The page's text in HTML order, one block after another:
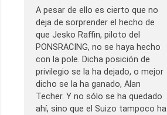
A pesar de ello es cierto que no
deja de sorprender el hecho de
que Jesko Raffin, piloto del
PONSRACING, no se haya hecho
con la pole. Dicha posición de
privilegio se la ha dejado, o mejor
dicho se la ha ganado, Alan
Techer. Y no sólo se ha quedado
ahí, sino que el Suizo tampoco ha